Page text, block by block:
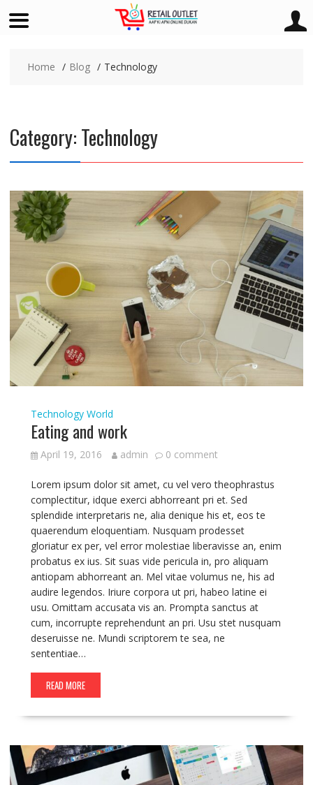
contentHome Blog Technology
Category:Technology
Technology World
Eating and work
April 19, 2016 admin 0 comment
Lorem ipsum dolor sit amet, cu vel vero theophrastus
complectitur, idque exerci abhorreant pri et. Sed
splendide interpretaris ne, alia denique his et, eos te
quaerendum eloquentiam. Nusquam prodesset
gloriatur ex per, vel error molestiae liberavisse an, enim
probatus ex ius. Sit suas vide pericula in, pro aliquam
antiopam abhorreant an. Mel vitae volumus ne, his ad
audire legendos. Iriure corpora ut pri, habeo latine ei
usu. Omittam accusata vis an. Prompta sanctus at
cum, incorrupte reprehendunt an pri. Usu stet nusquam
deseruisse ne. Mundi scriptorem te sea, ne
sententiae…
READ MORE